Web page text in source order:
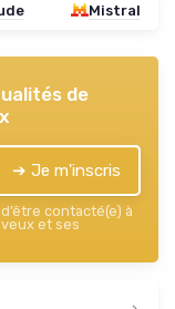
Mistral
de
➔ Je m'inscris
contacté(e) à
et ses